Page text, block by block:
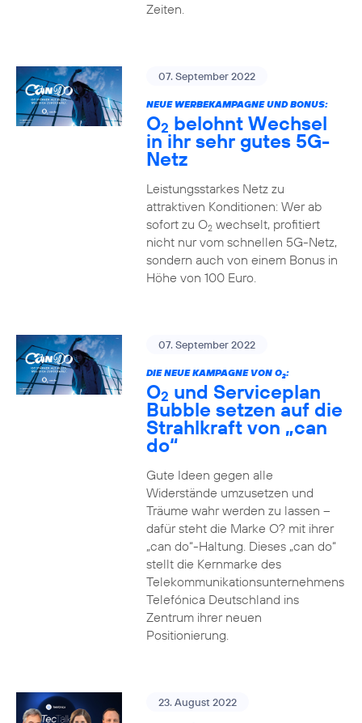
Zeiten.
07. September 2022
NEUE WERBEKAMPAGNE UND BONUS:
O2 belohnt Wechsel
in ihr sehr gutes 5G-
Netz
Leistungsstarkes Netz zu
attraktiven Konditionen: Wer ab
sofort zu O2wechselt, profitiert
nicht nur vom schnellen 5G-Netz,
sondern auch von einem Bonus in
Höhe von 100 Euro.
07. September 2022
DIE NEUE KAMPAGNE VON O2:
O2 und Serviceplan
Bubble setzen auf die
Strahlkraft von „can
do“
Gute Ideen gegen alle
Widerstände umzusetzen und
Träume wahr werden zu lassen –
dafür steht die Marke O? mit ihrer
„can do“-Haltung. Dieses „can do“
stellt die Kernmarke des
Telekommunikationsunternehmens
Telefónica Deutschland ins
Zentrum ihrer neuen
Positionierung.
23. August 2022